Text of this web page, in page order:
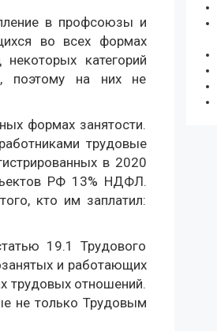
в профсоюзы и
во всех формах
категорий
поэтому на них не
формах занятости.
трудовые
в 2020
РФ 13% НДФЛ.
кто им заплатил:
19.1 Трудового
и работающих
трудовых отношений.
не только Трудовым